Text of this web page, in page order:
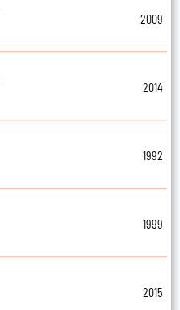
2009
2014
1992
1999
2015